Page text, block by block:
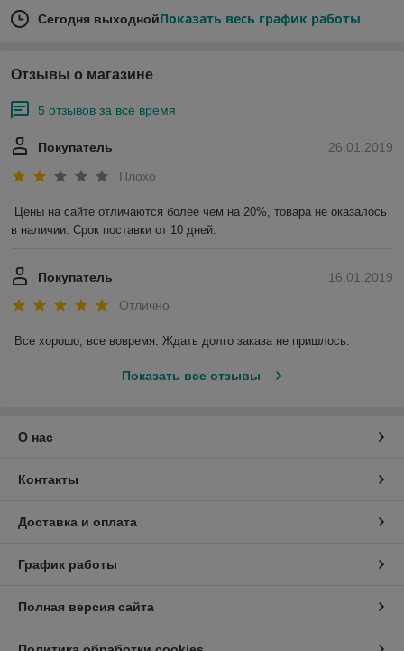
Сегодня выходнойПоказать весь график работы
Отзывы о магазине
5 отзывов за всё время
26.01.2019
Покупатель
Плохо
Цены на сайте отличаются более чем на 20%, товара не оказалось
в наличии. Срок поставки от 10 дней.
16.01.2019
Покупатель
Отлично
Все хорошо, все вовремя. Ждать долго заказа не пришлось.
Показать все отзывы
О нас
Контакты
Доставка и оплата
График работы
Полная версия сайта